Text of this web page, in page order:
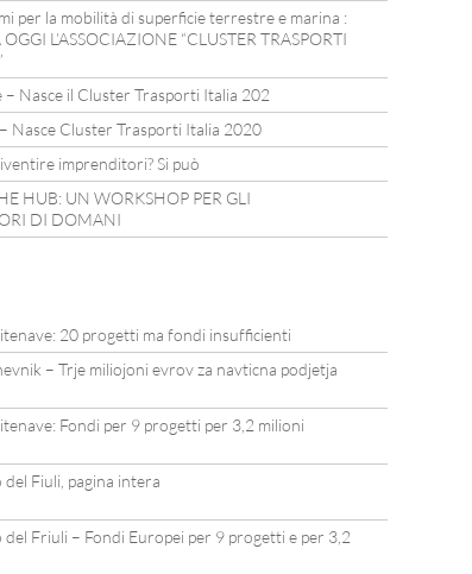
per la mobilità di superficie terrestre e marina :
L’ASSOCIAZIONE “CLUSTER TRASPORTI
– Nasce il Cluster Trasporti Italia 202
Nasce Cluster Trasporti Italia 2020
imprenditori? Si può
HUB: UN WORKSHOP PER GLI
DI DOMANI
20 progetti ma fondi insufficienti
– Trje miliojoni evrov za navticna podjetja
Fondi per 9 progetti per 3,2 milioni
Fiuli, pagina intera
Friuli – Fondi Europei per 9 progetti e per 3,2